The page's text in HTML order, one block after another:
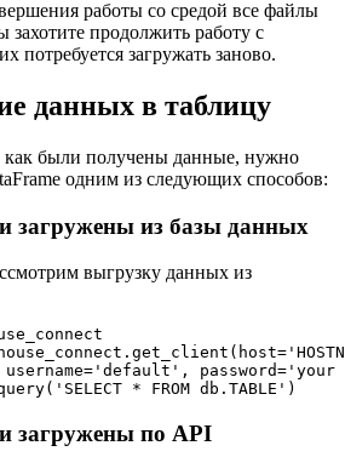
работы со средой все файлы
захотите продолжить работу с
потребуется загружать заново.
данных в таблицу
как были получены данные, нужно
одним из следующих способов:
загружены из базы данных
выгрузку данных из
host=
username= 'default' , password= 'your
'SELECT * FROM db.TABLE' )
загружены по API